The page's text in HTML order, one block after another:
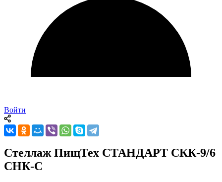
Войти
Стеллаж ПищТех СТАНДАРТ СКК-9/6
СНК-С